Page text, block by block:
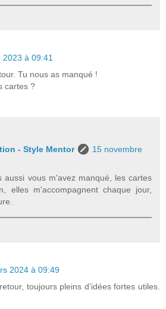
à 09:41
Tu nous as manqué !
cartes ?
- Style Mentor
15 novembre
aussi vous m'avez manqué, les cartes
elles m'accompagnent chaque jour,
2024 à 09:49
toujours pleins d’idées fortes utiles.